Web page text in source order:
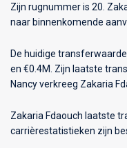
Zijn rugnummer is 20.
naar binnenkomende
De huidige
en €0.4M. Zijn laatste
Nancy verkreeg Zakaria
Zakaria Fdaouch laatste
carrièrestatistieken zijn